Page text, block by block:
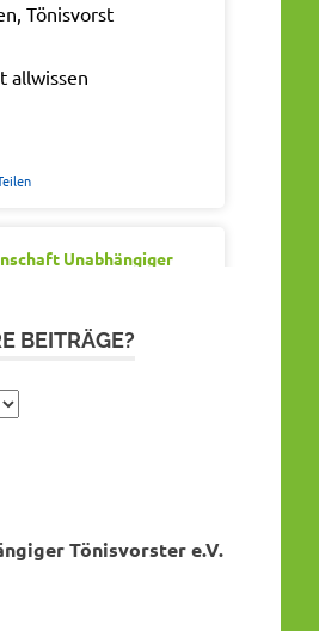
Tönisvorst
allwissen
Unabhängiger
drama.
BEITRÄGE?
Tönisvorster e.V.